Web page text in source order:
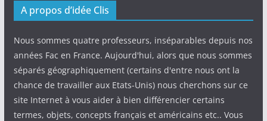
A propos d’idée Clis
Nous sommes quatre professeurs, inséparables depuis nos
années Fac en France. Aujourd'hui, alors que nous sommes
séparés géographiquement (certains d'entre nous ont la
chance de travailler aux Etats-Unis) nous cherchons sur ce
site Internet à vous aider à bien différencier certains
termes, objets, concepts français et américains etc.. Vous